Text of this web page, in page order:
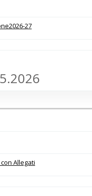
27
Allegati